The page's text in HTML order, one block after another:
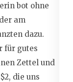
bot ohne
am
dazu.
für gutes
Zettel und
die uns